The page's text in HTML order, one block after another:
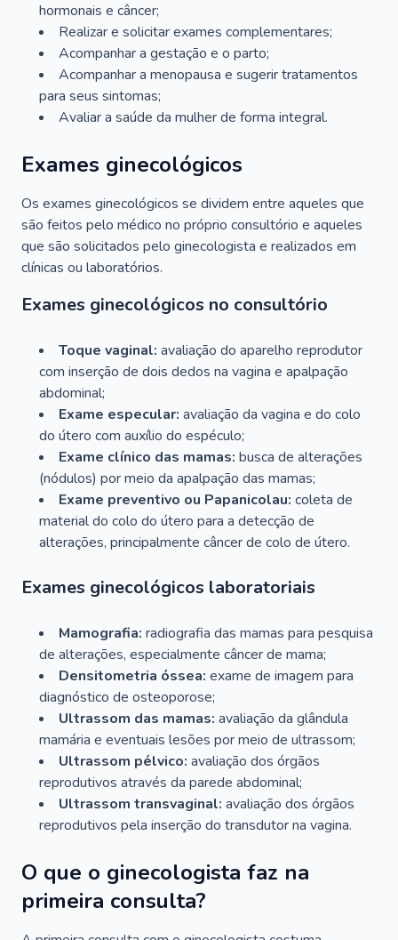
hormonais e câncer;
Realizar e solicitar exames complementares;
Acompanhar a gestação e o parto;
Acompanhar a menopausa e sugerir tratamentos
para seus sintomas;
Avaliar a saúde da mulher de forma integral.
Exames ginecológicos
Os exames ginecológicos se dividem entre aqueles que
são feitos pelo médico no próprio consultório e aqueles
que são solicitados pelo ginecologista e realizados em
clínicas ou laboratórios.
Exames ginecológicos no consultório
Toque vaginal: avaliação do aparelho reprodutor
com inserção de dois dedos na vagina e apalpação
abdominal;
Exame especular: avaliação da vagina e do colo
do útero com auxílio do espéculo;
Exame clínico das mamas: busca de alterações
(nódulos) por meio da apalpação das mamas;
Exame preventivo ou Papanicolau: coleta de
material do colo do útero para a detecção de
alterações, principalmente câncer de colo de útero.
Exames ginecológicos laboratoriais
Mamografia: radiografia das mamas para pesquisa
de alterações, especialmente câncer de mama;
Densitometria óssea: exame de imagem para
diagnóstico de osteoporose;
Ultrassom das mamas: avaliação da glândula
mamária e eventuais lesões por meio de ultrassom;
Ultrassom pélvico: avaliação dos órgãos
reprodutivos através da parede abdominal;
Ultrassom transvaginal: avaliação dos órgãos
reprodutivos pela inserção do transdutor na vagina.
O que o ginecologista faz na
primeira consulta?